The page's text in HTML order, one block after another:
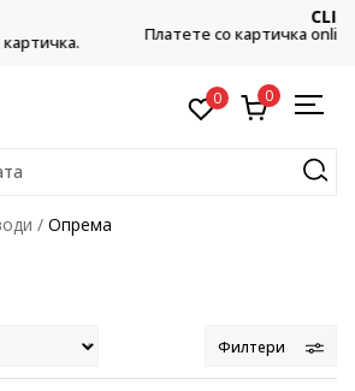
online и подигнете во продавницата по
ваш избор
0 0
Опрема
Филтери